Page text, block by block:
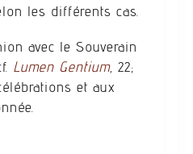
les différents cas.
avec le Souverain
Lumen Gentium, 22;
et aux